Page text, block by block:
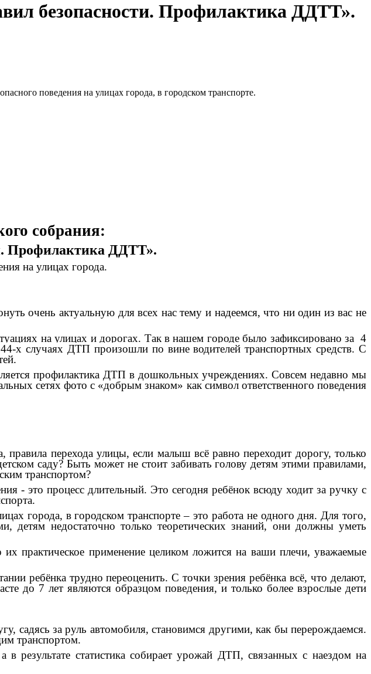
безопасности. Профилактика ДДТТ».
поведения на улицах города, в городском транспорте.
собрания:
Профилактика ДДТТ».
на улицах города.
очень актуальную для всех нас тему и надеемся, что ни один из вас не
на улицах и дорогах. Так в нашем городе было зафиксировано за 4
х случаях ДТП произошли по вине водителей транспортных средств. С
профилактика ДТП в дошкольных учреждениях. Совсем недавно мы
сетях фото с «добрым знаком» как символ ответственного поведения
перехода улицы, если малыш всё равно переходит дорогу, только
саду? Быть может не стоит забивать голову детям этими правилами,
транспортом?
это процесс длительный. Это сегодня ребёнок всюду ходит за ручку с
города, в городском транспорте – это работа не одного дня. Для того,
детям недостаточно только теоретических знаний, они должны уметь
применение целиком ложится на ваши плечи, уважаемые
ребёнка трудно переоценить. С точки зрения ребёнка всё, что делают,
до 7 лет являются образцом поведения, и только более взрослые дети
за руль автомобиля, становимся другими, как бы перерождаемся.
транспортом.
статистика собирает урожай ДТП, связанных с наездом на